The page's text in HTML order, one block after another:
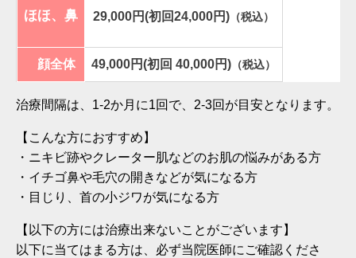
ほほ、鼻 29,000円(初回24,000円) （税込）
顔全体 49,000円(初回 40,000円) （税込）
治療間隔は、1-2か月に1回で、2-3回が目安となります。
【こんな方におすすめ】
・ニキビ跡やクレーター肌などのお肌の悩みがある方
・イチゴ鼻や毛穴の開きなどが気になる方
・目じり、首の小ジワが気になる方
【以下の方には治療出来ないことがございます】
以下に当てはまる方は、必ず当院医師にご確認くださ